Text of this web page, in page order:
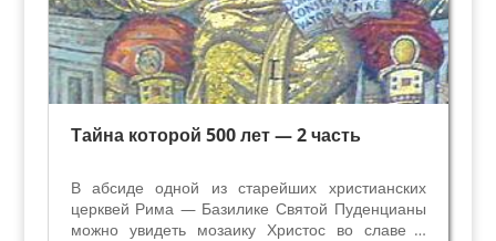
Тайна которой 500 лет — 2 часть
В абсиде одной из старейших христианских
церквей Рима — Базилике Святой Пуденцианы
можно увидеть мозаику Христос во славе с